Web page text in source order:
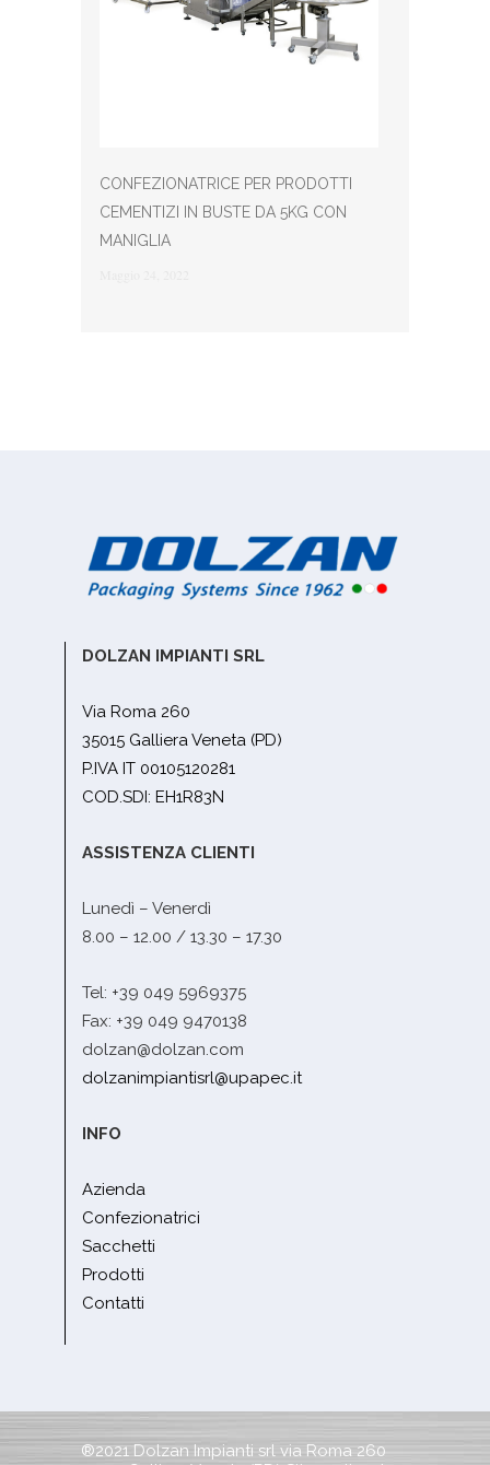
CONFEZIONATRICE PER PRODOTTI
CEMENTIZI IN BUSTE DA 5KG CON
MANIGLIA
DOLZAN IMPIANTI SRL
Via Roma 260
35015 Galliera Veneta (PD)
P.IVA IT 00105120281
COD.SDI: EH1R83N
ASSISTENZA CLIENTI
Lunedì – Venerdì
8.00 – 12.00 / 13.30 – 17.30
Tel: +39 049 5969375
Fax: +39 049 9470138
dolzan@dolzan.com
dolzanimpiantisrl@upapec.it
INFO
Azienda
Confezionatrici
Sacchetti
Prodotti
Contatti
®2021 Dolzan Impianti srl via Roma 260